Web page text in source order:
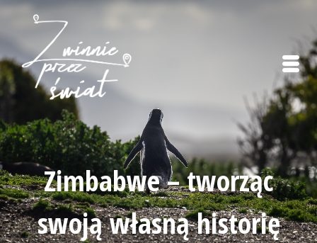
Zimbabwe – tworząc
swoją własną historię